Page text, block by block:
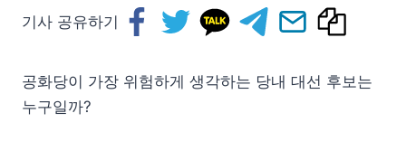
기사 공유하기
공화당이 가장 위험하게 생각하는 당내 대선 후보는
누구일까?